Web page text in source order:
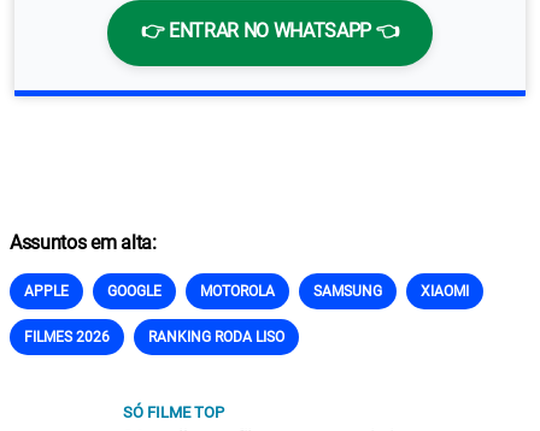
👉 ENTRAR NO WHATSAPP 👈
Assuntos em alta:
APPLE GOOGLE MOTOROLA SAMSUNG XIAOMI
FILMES 2026 RANKING RODA LISO
SÓ FILME TOP